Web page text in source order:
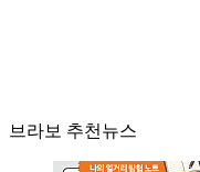
브라보 추천뉴스